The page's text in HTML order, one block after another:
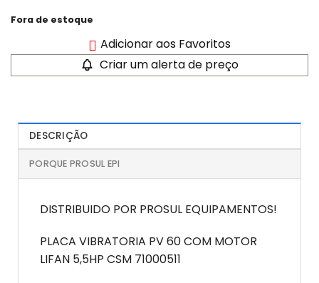
Fora de estoque
Adicionar aos Favoritos
Criar um alerta de preço
DESCRIÇÃO
PORQUE PROSUL EPI
DISTRIBUIDO POR PROSUL EQUIPAMENTOS!
PLACA VIBRATORIA PV 60 COM MOTOR
LIFAN 5,5HP CSM 71000511